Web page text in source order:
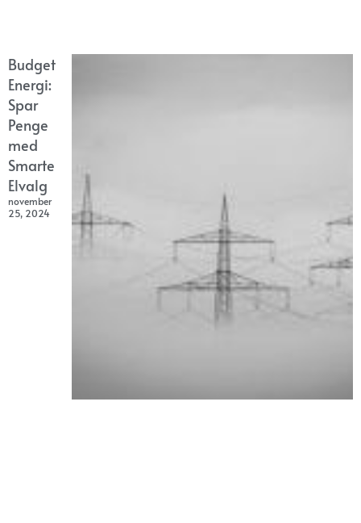
Budget
Energi:
Spar
Penge
med
Smarte
Elvalg
november
25, 2024